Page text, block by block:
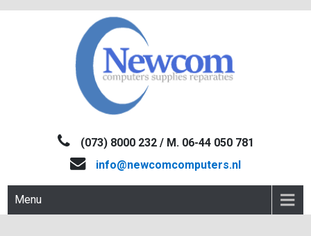
NEWCOM(073) 8000 232 / M. 06-44 050 781
info@newcomcomputers.nl
Menu